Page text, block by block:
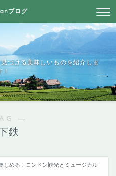
ブログ
つける美味しいものを紹介しま
！
―
鉄
しめる！ロンドン観光とミュージカル